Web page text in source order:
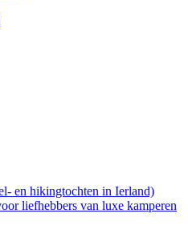
en hikingtochten in Ierland)
liefhebbers van luxe kamperen